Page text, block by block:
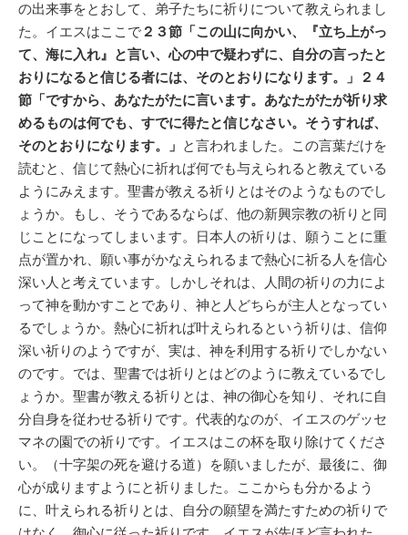
の出来事をとおして、弟子たちに祈りについて教えられまし
た。イエスはここで ２３節「この山に向かい、『立ち上がっ
て、海に入れ』と言い、心の中で疑わずに、自分の言ったと
おりになると信じる者には、そのとおりになります。」２４
節「ですから、あなたがたに言います。あなたがたが祈り求
めるものは何でも、すでに得たと信じなさい。そうすれば、
そのとおりになります。」 と言われました。この言葉だけを
読むと、信じて熱心に祈れば何でも与えられると教えている
ようにみえます。聖書が教える祈りとはそのようなものでし
ょうか。もし、そうであるならば、他の新興宗教の祈りと同
じことになってしまいます。日本人の祈りは、願うことに重
点が置かれ、願い事がかなえられるまで熱心に祈る人を信心
深い人と考えています。しかしそれは、人間の祈りの力によ
って神を動かすことであり、神と人どちらが主人となってい
るでしょうか。熱心に祈れば叶えられるという祈りは、信仰
深い祈りのようですが、実は、神を利用する祈りでしかない
のです。では、聖書では祈りとはどのように教えているでし
ょうか。聖書が教える祈りとは、神の御心を知り、それに自
分自身を従わせる祈りです。代表的なのが、イエスのゲッセ
マネの園での祈りです。イエスはこの杯を取り除けてくださ
い。（十字架の死を避ける道）を願いましたが、最後に、御
心が成りますようにと祈りました。ここからも分かるよう
に、叶えられる祈りとは、自分の願望を満たすための祈りで